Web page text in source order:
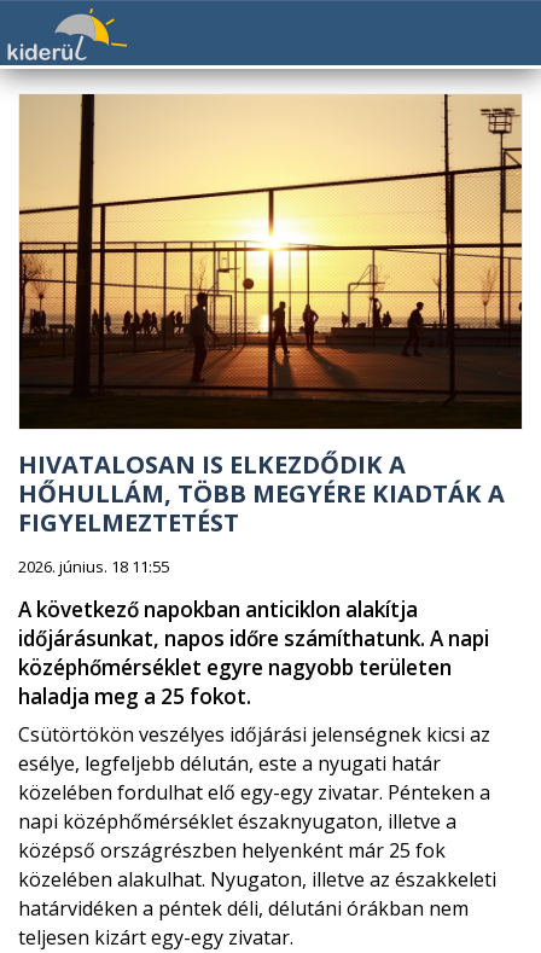
HIVATALOSAN IS ELKEZDŐDIK A
HŐHULLÁM, TÖBB MEGYÉRE KIADTÁK A
FIGYELMEZTETÉST
2026. június. 18 11:55
A következő napokban anticiklon alakítja
időjárásunkat, napos időre számíthatunk. A napi
középhőmérséklet egyre nagyobb területen
haladja meg a 25 fokot.
Csütörtökön veszélyes időjárási jelenségnek kicsi az
esélye, legfeljebb délután, este a nyugati határ
közelében fordulhat elő egy-egy zivatar. Pénteken a
napi középhőmérséklet északnyugaton, illetve a
középső országrészben helyenként már 25 fok
közelében alakulhat. Nyugaton, illetve az északkeleti
határvidéken a péntek déli, délutáni órákban nem
teljesen kizárt egy-egy zivatar.